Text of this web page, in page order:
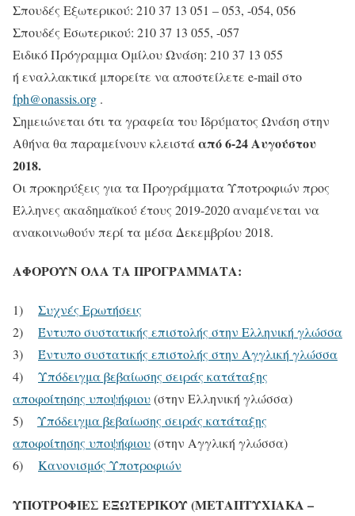
Σπουδές Εξωτερικού: 210 37 13 051 – 053, -054, 056
Σπουδές Εσωτερικού: 210 37 13 055, -057
Ειδικό Πρόγραμμα Ομίλου Ωνάση: 210 37 13 055
ή εναλλακτικά μπορείτε να αποστείλετε e-mail στο
fph@onassis.org .
Σημειώνεται ότι τα γραφεία του Ιδρύματος Ωνάση στην
Αθήνα θα παραμείνουν κλειστάαπό 6-24 Αυγούστου
2018.
Οι προκηρύξεις για τα Προγράμματα Υποτροφιών προς
Έλληνες ακαδημαϊκού έτους 2019-2020 αναμένεται να
ανακοινωθούν περί τα μέσα Δεκεμβρίου 2018.
ΑΦΟΡΟΥΝ ΟΛΑ ΤΑ ΠΡΟΓΡΑΜΜΑΤΑ:
1) Συχνές Ερωτήσεις
2) Έντυπο συστατικής επιστολής στην Ελληνική γλώσσα
3) Έντυπο συστατικής επιστολής στην Αγγλική γλώσσα
4) Υπόδειγμα βεβαίωσης σειράς κατάταξης
αποφοίτησης υποψήφιου(στην Ελληνική γλώσσα)
5) Υπόδειγμα βεβαίωσης σειράς κατάταξης
αποφοίτησης υποψήφιου(στην Αγγλική γλώσσα)
6) Κανονισμός Υποτροφιών
ΥΠΟΤΡΟΦΙΕΣ ΕΞΩΤΕΡΙΚΟΥ (ΜΕΤΑΠΤΥΧΙΑΚΑ –